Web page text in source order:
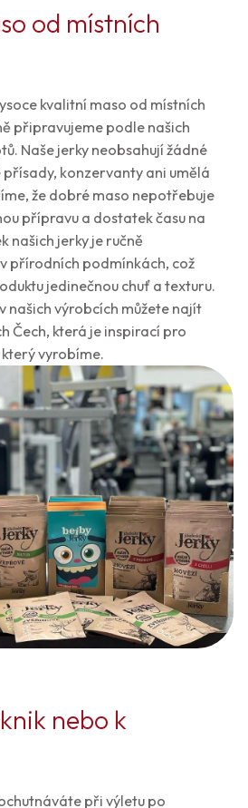
od místních
kvalitní maso od místních
připravujeme podle našich
Naše jerky neobsahují žádné
konzervanty ani umělá
že dobré maso nepotřebuje
přípravu a dostatek času na
našich jerky je ručně
přírodních podmínkách, což
jedinečnou chuť a texturu.
našich výrobcích můžete najít
Čech, která je inspirací pro
který vyrobíme.
nebo k
při výletu po